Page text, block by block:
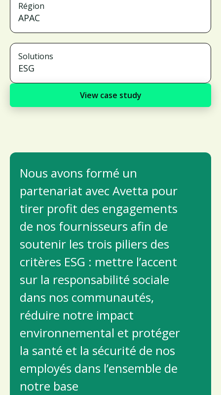
Région
APAC
Solutions
ESG
View case study
Nous avons formé un
partenariat avec Avetta pour
tirer profit des engagements
de nos fournisseurs afin de
soutenir les trois piliers des
critères ESG : mettre l’accent
sur la responsabilité sociale
dans nos communautés,
réduire notre impact
environnemental et protéger
la santé et la sécurité de nos
employés dans l’ensemble de
notre base